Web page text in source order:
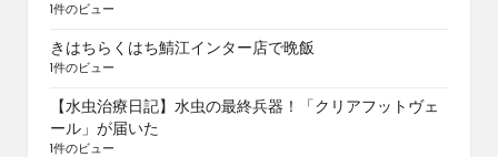
1件のビュー
きはちらくはち鯖江インター店で晩飯
1件のビュー
【水虫治療日記】水虫の最終兵器！「クリアフットヴェ
ール」が届いた
1件のビュー